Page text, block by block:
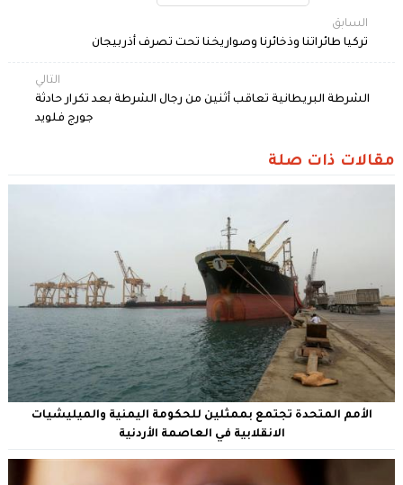
السابق
‏تركيا طائراتنا وذخائرنا وصواريخنا تحت تصرف أذربيجان
التالي
الشرطة البريطانية تعاقب أثنين من رجال الشرطة بعد تكرار حادثة
جورج فلويد
مقالات ذات صلة
الأمم المتحدة تجتمع بممثلين للحكومة اليمنية والميليشيات
الانقلابية في العاصمة الأردنية